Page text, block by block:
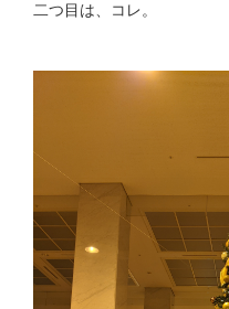
二つ目は、コレ。